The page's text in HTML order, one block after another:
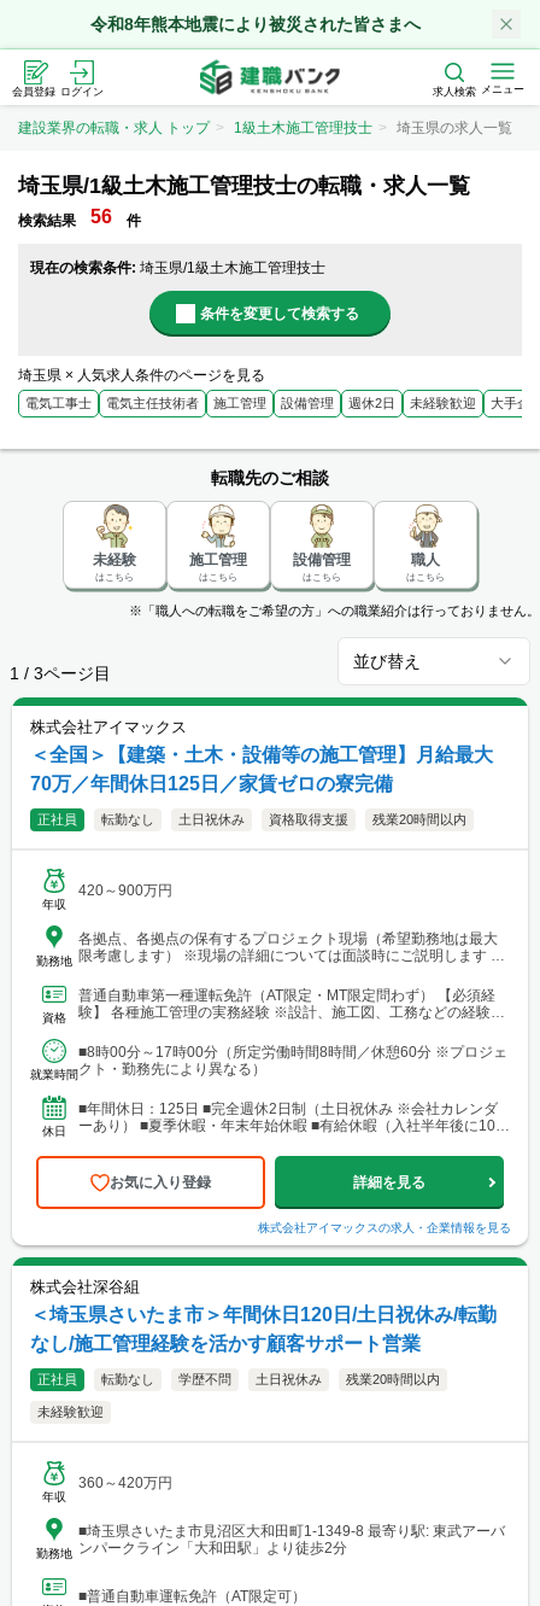
令和8年熊本地震により被災された皆さまへ
会員登録 ログイン 求人検索 メニュー
建設業界の転職・求人 トップ 1級土木施工管理技士 埼玉県の求人一覧
埼玉県/1級土木施工管理技士の転職・求人一覧
検索結果 56 件
現在の検索条件: 埼玉県/1級土木施工管理技士
条件を変更して検索する
埼玉県 × 人気求人条件のページを見る
電気工事士 電気主任技術者 施工管理 設備管理 週休2日 未経験歓迎 大手企
転職先のご相談
未経験
はこちら
施工管理
はこちら
設備管理
はこちら
職人
はこちら
※「職人への転職をご希望の方」への職業紹介は行っておりません。
1 / 3ページ目
並び替え
株式会社アイマックス
＜全国＞【建築・土木・設備等の施工管理】月給最大
70万／年間休日125日／家賃ゼロの寮完備
正社員 転勤なし 土日祝休み 資格取得支援 残業20時間以内
年収
420～900万円
勤務地
各拠点、各拠点の保有するプロジェクト現場（希望勤務地は最大
限考慮します） ※現場の詳細については面談時にご説明します
谷区代々木2-23-1 ニューステートメナー1055 └アクセス：京王線
「新宿駅」から徒歩5分 ※東京都を中心とした首都圏のほか、栃
木・群馬・茨城・埼玉・山梨・千葉・神奈川などに関東圏内の現
7-4（アーケード内） 宮城商事ビル4F ※宮城県エリアのほか、青
森・岩手・秋田・山形・福島などに現場あり ■北日本支店 札幌
10条西3丁目13 NKエルムビル1F └アクセス：地下鉄「北12条
駅」徒歩3分、JR「札幌駅」徒歩9分 ※札幌を中心とした道央圏の
ど）に現場あり。 ■関西支店 神戸営業所 兵庫県神戸市中央区
東町122-2 港都ビル8階 └アクセス：「三宮・花時計前駅」から徒
歩2分、「三宮駅」から徒歩8分 ※関西、近畿圏を中心としたエリ
アのほか、西日本（九州・四国・中国）にも現場あり。 ■関
西支店 大阪事務所 大阪府大阪市北区梅田1-1-3-500 大阪駅前第3ビ
ル5階10号 └アクセス：阪急電鉄「大阪梅田駅」、御堂筋線「梅田
駅」、JR「大阪駅」よりアクセス良好 ※関西、近畿圏を中心とし
たエリアのほか、東海・北陸エリアにも現場あり。
資格
普通自動車第一種運転免許（AT限定・MT限定問わず） 【必須経
験】 各種施工管理の実務経験 ※設計、施工図、工務などの経験を
就業時間
■8時00分～17時00分（所定労働時間8時間／休憩60分 ※プロジェ
クト・勤務先により異なる）
休日
■年間休日：125日 ■完全週休2日制（土日祝休み ※会社カレンダ
ーあり） ■夏季休暇・年末年始休暇 ■有給休暇（入社半年後に10日
お気に入り登録 詳細を見る
株式会社アイマックスの求人・企業情報を見る
株式会社深谷組
＜埼玉県さいたま市＞年間休日120日/土日祝休み/転勤
なし/施工管理経験を活かす顧客サポート営業
正社員 転勤なし 学歴不問 土日祝休み 残業20時間以内
未経験歓迎
年収
360～420万円
勤務地
■埼玉県さいたま市見沼区大和田町1-1349-8 最寄り駅: 東武アーバ
ンパークライン「大和田駅」より徒歩2分
■普通自動車運転免許（AT限定可）